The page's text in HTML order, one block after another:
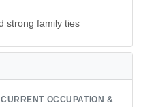
CURRENT OCCUPATION &